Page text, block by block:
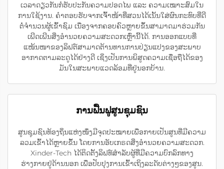
ເວລາດຽວກັນກໍຮັບປະກັນຄວາມປອດໄພ ແລະ ຄວາມເໝາະສົມໃນ
ການໃຊ້ງານ. ຄຳຕອບຮັບຈາກເຈົ້າໜ້າທີ່ສວນໄດ້ເນັ້ນໃສ່ຜົນກະທົບທີ່ດີ
ຕໍ່ຈຳນວນຜູ້ເຂົ້າຊົມ ເນື່ອງຈາກຄອບຄົວຫຼາຍຂຶ້ນສາມາດມາຮ່ວມກັນ
ເພີດເພີນສິ່ງອຳນວຍຄວາມສະດວກເຫຼົ່ານີ້ໄດ້. ການອອກແບບທີ່
ແໜ້ນໜາຂອງລິຟຕ໌ສາມາດຕ້ານທານການປ່ຽນແປງຂອງສະພາບ
ອາກາດຕາມລະດູໄດ້ຢ່າງດີ ເຊິ່ງເປັນການພິສູດຄວາມເຊື່ອຖືໄດ້ຂອງ
ມັນໃນສະພາບແວດລ້ອມທີ່ຢູ່ນອກບ້ານ.
ການຟື້ນຟູສູນຊຸມຊົນ
ສູນຊຸມຊົນທ້ອງຖິ່ນແຫ່ງໜຶ່ງມີຈຸດປະໝາຍເພື່ອກາຍເປັນສູນທີ່ມີຄວາມ
ລວມເຂົ້າໄດ້ຫຼາຍຂຶ້ນ ໂດຍການອັບເກຣດສິ່ງອຳນວຍຄວາມສະດວກ.
Xinder-Tech ໄດ້ຕິດຕັ້ງລິຟທ໌ສຳລັບຜູ້ທີ່ມີຄວາມບົກລົກທາງ
ຮ່າງກາຍຢູ່ດ້ານນອກ ເພື່ອປັບປຸງການເຂົ້າເຖິງລະດັບຕ່າງໆຂອງສູນ.